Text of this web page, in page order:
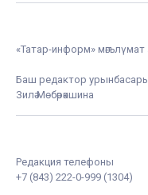
«Татар-информ»
Баш редактор
Зилә Мөбәрәкшина
Редакция телефоны
+7 (843) 222-0-999 (1304)